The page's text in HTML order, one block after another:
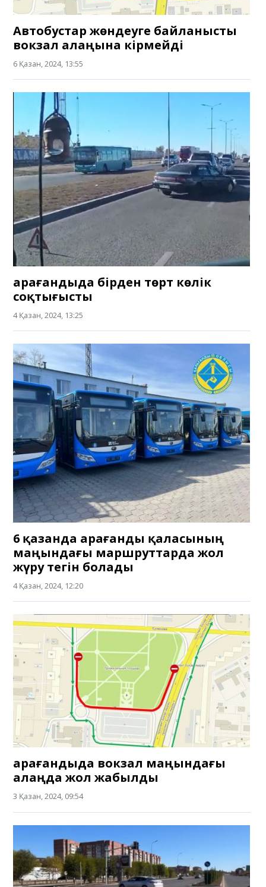
Автобустар жөндеуге байланысты
вокзал алаңына кірмейді
6 Қазан, 2024, 13:55
Қарағандыда бірден төрт көлік
соқтығысты
4 Қазан, 2024, 13:25
6 қазанда Қарағанды қаласының
маңындағы маршруттарда жол
жүру тегін болады
4 Қазан, 2024, 12:20
Қарағандыда вокзал маңындағы
алаңда жол жабылды
3 Қазан, 2024, 09:54